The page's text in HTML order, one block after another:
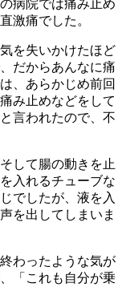
病院では痛み止め
激痛でした。
を失いかけたほど
だからあんなに痛
、あらかじめ前回
み止めなどをして
言われたので、不
して腸の動きを止
入れるチューブな
でしたが、液を入
を出してしまいま
わったような気が
「これも自分が乗